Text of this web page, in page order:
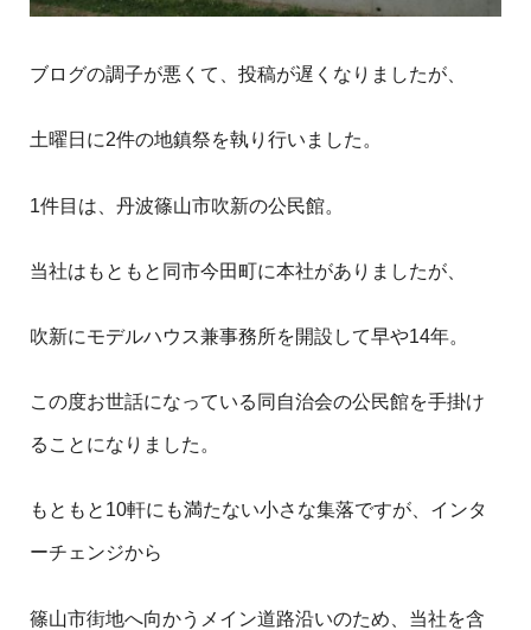
ブログの調子が悪くて、投稿が遅くなりましたが、
土曜日に2件の地鎮祭を執り行いました。
1件目は、丹波篠山市吹新の公民館。
当社はもともと同市今田町に本社がありましたが、
吹新にモデルハウス兼事務所を開設して早や14年。
この度お世話になっている同自治会の公民館を手掛け
ることになりました。
もともと10軒にも満たない小さな集落ですが、インタ
ーチェンジから
篠山市街地へ向かうメイン道路沿いのため、当社を含